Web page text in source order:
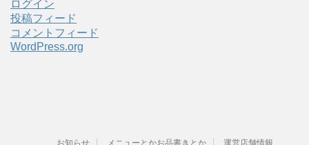
ログイン
投稿フィード
コメントフィード
WordPress.org
お知らせ メニューとかお品書きとか 運営店舗情報